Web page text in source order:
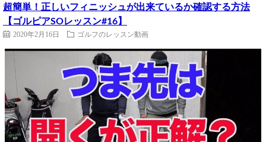
超簡単！正しいフィニッシュが出来ているか確認する方法
【ゴルピアSOレッスン#16】
2020年2月16日 ゴルフのレッスン動画